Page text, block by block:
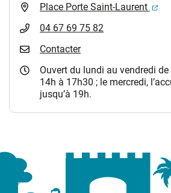
Place Porte Saint-Laurent
04 67 69 75 82
Contacter
Ouvert du lundi au vendredi
14h à 17h30 ; le mercredi,
jusqu’à 19h.